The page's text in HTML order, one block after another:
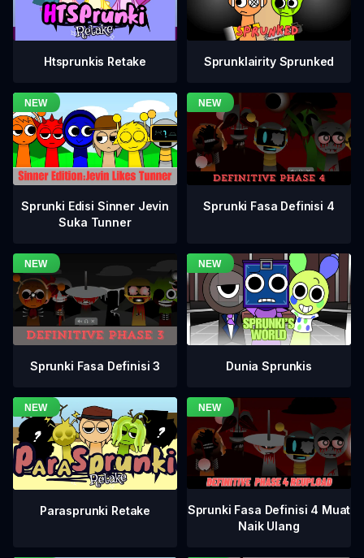
Htsprunkis Retake Sprunklairity Sprunked
Sprunki Edisi Sinner Jevin
Suka Tunner
Sprunki Fasa Definisi 4
Sprunki Fasa Definisi 3 Dunia Sprunkis
Parasprunki Retake
Sprunki Fasa Definisi 4 Muat
Naik Ulang